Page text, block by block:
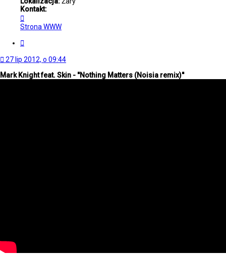
Kontakt:
się
z
Strona WWW
27 lip 2012, o 09:44
Mark Knight feat. Skin - ''Nothing Matters (Noisia remix)''